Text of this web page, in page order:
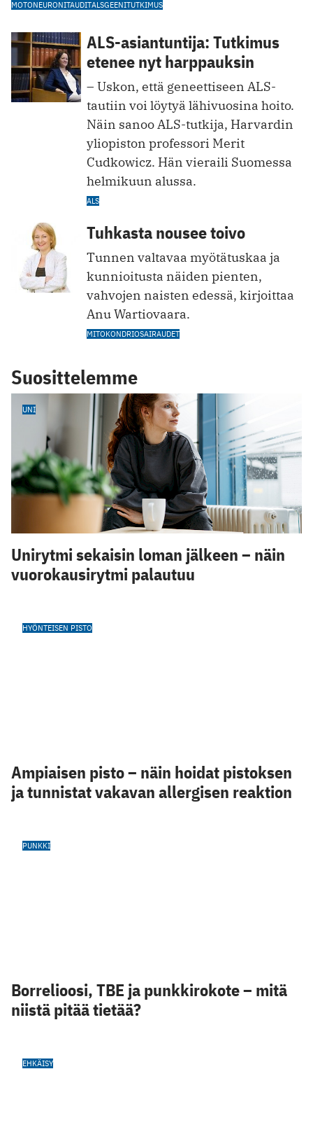
MOTONEURONITAUDITALSGEENITUTKIMUS
ALS-asiantuntija: Tutkimus
etenee nyt harppauksin
– Uskon, että geneettiseen ALS-
tautiin voi löytyä lähivuosina hoito.
Näin sanoo ALS-tutkija, Harvardin
yliopiston professori Merit
Cudkowicz. Hän vieraili Suomessa
helmikuun alussa.
ALS
Tuhkasta nousee toivo
Tunnen valtavaa myötätuskaa ja
kunnioitusta näiden pienten,
vahvojen naisten edessä, kirjoittaa
Anu Wartiovaara.
MITOKONDRIOSAIRAUDET
Suosittelemme
UNI
Unirytmi sekaisin loman jälkeen – näin
vuorokausirytmi palautuu
HYÖNTEISEN PISTO
Ampiaisen pisto – näin hoidat pistoksen
ja tunnistat vakavan allergisen reaktion
PUNKKI
Borrelioosi, TBE ja punkkirokote – mitä
niistä pitää tietää?
EHKÄISY